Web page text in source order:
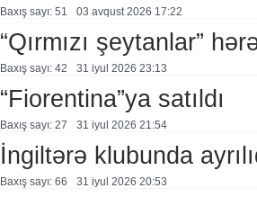
Baxış sayı: 51 03 avqust 2026 17:22
“Qırmızı şeytanlar”
Baxış sayı: 42 31 i̇yul 2026 23:13
“Fiorentina”ya satıldı
Baxış sayı: 27 31 i̇yul 2026 21:54
İngiltərə klubunda
Baxış sayı: 66 31 i̇yul 2026 20:53